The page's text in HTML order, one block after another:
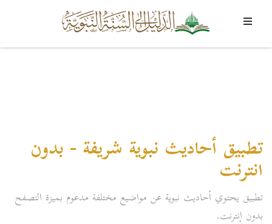
تطبيق أحاديث نبوية شريفة - بدون
انترنت
تطبيق يحتوي أحاديث نبوية عن مواضيع مختلفة مدعوم بميزة التصفح
بدون إنترنت.